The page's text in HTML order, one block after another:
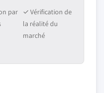
par
✓ Vérification de
la réalité du
marché